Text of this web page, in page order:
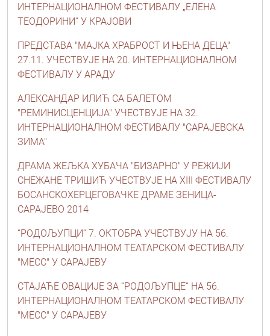
ИНТЕРНАЦИОНАЛНОМ ФЕСТИВАЛУ „ЕЛЕНА
ТЕОДОРИНИ“ У КРАЈОВИ
ПРЕДСТАВА "МАЈКА ХРАБРОСТ И ЊЕНА ДЕЦА"
27.11. УЧЕСТВУЈЕ НА 20. ИНТЕРНАЦИОНАЛНОМ
ФЕСТИВАЛУ У АРАДУ
АЛЕКСАНДАР ИЛИЋ СА БАЛЕТОМ
"РЕМИНИСЦЕНЦИЈА" УЧЕСТВУЈЕ НА 32.
ИНТЕРНАЦИОНАЛНОМ ФЕСТИВАЛУ "САРАЈЕВСКА
ЗИМА"
ДРАМА ЖЕЉКА ХУБАЧА "БИЗАРНО" У РЕЖИЈИ
СНЕЖАНЕ ТРИШИЋ УЧЕСТВУЈЕ НА XIII ФЕСТИВАЛУ
БОСАНСКОХЕРЦЕГОВАЧКЕ ДРАМЕ ЗЕНИЦА-
САРАЈЕВО 2014
“РОДОЉУПЦИ“ 7. ОКТОБРА УЧЕСТВУЈУ НА 56.
ИНТЕРНАЦИОНАЛНОМ ТЕАТАРСКОМ ФЕСТИВАЛУ
"МЕСС" У САРАЈЕВУ
СТАЈАЋЕ ОВАЦИЈЕ ЗА “РОДОЉУПЦЕ“ НА 56.
ИНТЕРНАЦИОНАЛНОМ ТЕАТАРСКОМ ФЕСТИВАЛУ
"МЕСС" У САРАЈЕВУ